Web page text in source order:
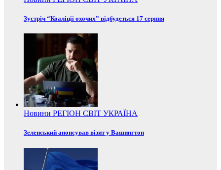
Зустріч “Коаліції охочих” відбудеться 17 серпня
Новини РЕГІОН СВІТ УКРАЇНА
Зеленський анонсував візит у Вашингтон